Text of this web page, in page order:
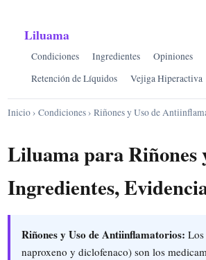
Liluama
Condiciones Ingredientes Opiniones
Retención de Líquidos
Vejiga Hiperactiva
Inicio› Condiciones› Riñones y Uso de
Liluama para
Ingredientes,
Riñones y Uso de Antiinflamatorios:
naproxeno y diclofenaco) son los